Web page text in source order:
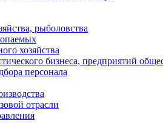
рыболовства
хозяйства
бизнеса, предприятий
персонала
отрасли